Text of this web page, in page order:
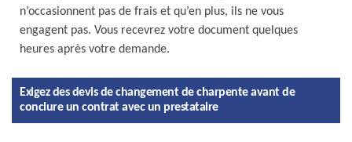
n’occasionnent pas de frais et qu’en plus, ils ne vous
engagent pas. Vous recevrez votre document quelques
heures après votre demande.
Exigez des devis de changement de charpente avant de
conclure un contrat avec un prestataire